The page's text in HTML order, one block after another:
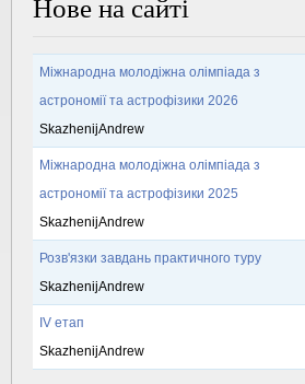
Міжнародна молодіжна олімпіада з
астрономії та астрофізики 2026
SkazhenijAndrew
Міжнародна молодіжна олімпіада з
астрономії та астрофізики 2025
SkazhenijAndrew
Розв'язки завдань практичного туру
SkazhenijAndrew
IV етап
SkazhenijAndrew